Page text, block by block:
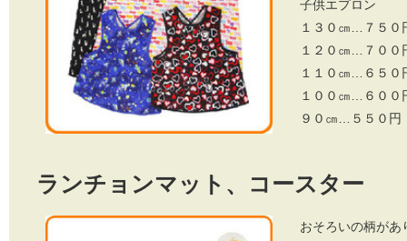
子供エプロン
１３０㎝…７５０
１２０㎝…７００
１１０㎝…６５０
１００㎝…６００
９０㎝…５５０円
ランチョンマット、コースター
おそろいの柄があ